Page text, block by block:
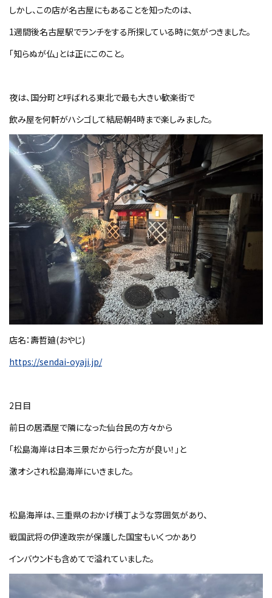
しかし、この店が名古屋にもあることを知ったのは、
1週間後名古屋駅でランチをする所探している時に気がつきました。
「知らぬが仏」とは正にこのこと。
夜は、国分町と呼ばれる東北で最も大きい歓楽街で
飲み屋を何軒がハシゴして結局朝4時まで楽しみました。
店名：壽哲廸(おやじ)
https://sendai-oyaji.jp/
2日目
前日の居酒屋で隣になった仙台民の方々から
「松島海岸は日本三景だから行った方が良い！」と
激オシされ松島海岸にいきました。
松島海岸は、三重県のおかげ横丁ような雰囲気があり、
戦国武将の伊達政宗が保護した国宝もいくつかあり
インバウンドも含めてで溢れていました。